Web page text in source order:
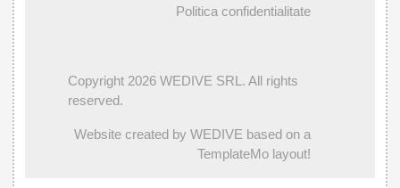
Politica confidentialitate
Copyright 2026 WEDIVE SRL. All rights
reserved.
Website created by WEDIVE based on a
TemplateMo layout!